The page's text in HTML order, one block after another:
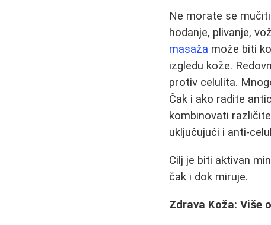
Ne morate se
hodanje, plivanje,
masaža može biti
izgledu kože.
protiv celulita.
Čak i ako radite
kombinovati
uključujući i anti-
Cilj je biti aktivan
čak i dok miruje.
Zdrava Koža: Više